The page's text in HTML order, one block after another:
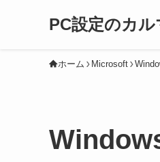
PC設定のカル
ホーム Microsoft